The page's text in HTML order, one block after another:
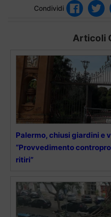
Condividi
Articoli
Palermo, chiusi giardini e
“Provvedimento
ritiri”